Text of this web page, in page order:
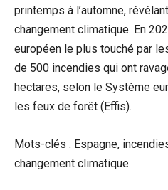
printemps à l’automne,
changement climatique. En
européen le plus touché par
de 500 incendies qui ont
hectares, selon le Système
les feux de forêt (Effis).
Mots-clés : Espagne,
changement climatique.